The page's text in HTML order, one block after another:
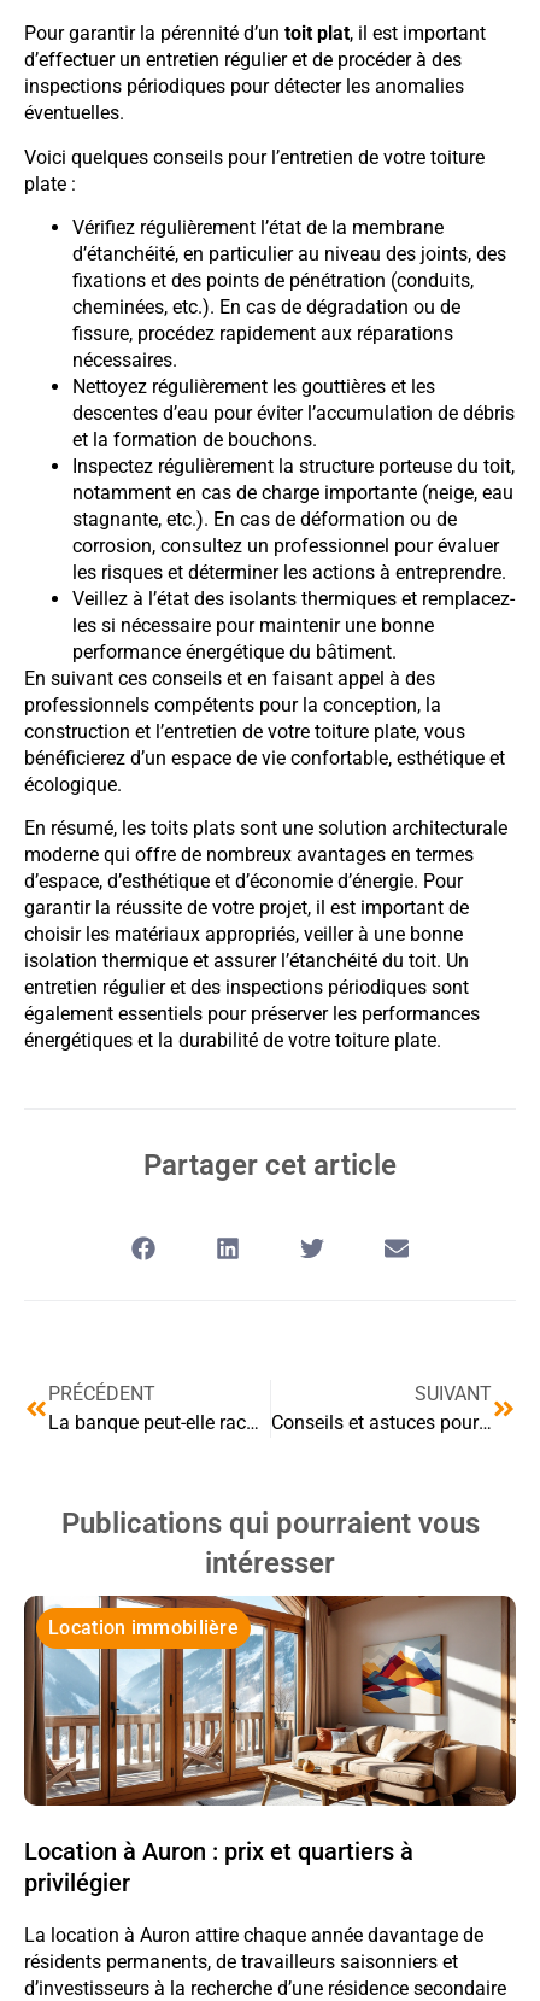
Pour garantir la pérennité d’un toit plat, il est important
d’effectuer un entretien régulier et de procéder à des
inspections périodiques pour détecter les anomalies
éventuelles.
Voici quelques conseils pour l’entretien de votre toiture
plate :
Vérifiez régulièrement l’état de la membrane
d’étanchéité, en particulier au niveau des joints, des
fixations et des points de pénétration (conduits,
cheminées, etc.). En cas de dégradation ou de
fissure, procédez rapidement aux réparations
nécessaires.
Nettoyez régulièrement les gouttières et les
descentes d’eau pour éviter l’accumulation de débris
et la formation de bouchons.
Inspectez régulièrement la structure porteuse du toit,
notamment en cas de charge importante (neige, eau
stagnante, etc.). En cas de déformation ou de
corrosion, consultez un professionnel pour évaluer
les risques et déterminer les actions à entreprendre.
Veillez à l’état des isolants thermiques et remplacez-
les si nécessaire pour maintenir une bonne
performance énergétique du bâtiment.
En suivant ces conseils et en faisant appel à des
professionnels compétents pour la conception, la
construction et l’entretien de votre toiture plate, vous
bénéficierez d’un espace de vie confortable, esthétique et
écologique.
En résumé, les toits plats sont une solution architecturale
moderne qui offre de nombreux avantages en termes
d’espace, d’esthétique et d’économie d’énergie. Pour
garantir la réussite de votre projet, il est important de
choisir les matériaux appropriés, veiller à une bonne
isolation thermique et assurer l’étanchéité du toit. Un
entretien régulier et des inspections périodiques sont
également essentiels pour préserver les performances
énergétiques et la durabilité de votre toiture plate.
Partager cet article
PRÉCÉDENT
La banque peut-elle racheter ma maison ?
SUIVANT
Conseils et astuces pour investir dans l’immobilier à Strasbourg.
Publications qui pourraient vous
intéresser
Location immobilière
Location à Auron : prix et quartiers à
privilégier
La location à Auron attire chaque année davantage de
résidents permanents, de travailleurs saisonniers et
d’investisseurs à la recherche d’une résidence secondaire